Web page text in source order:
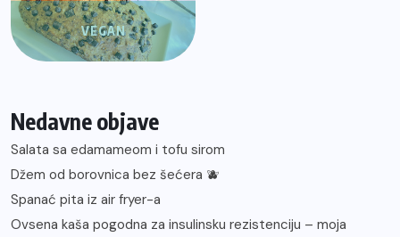
VEGAN
Nedavne objave
Salata sa edamameom i tofu sirom
Džem od borovnica bez šećera 🫐
Spanać pita iz air fryer-a
Ovsena kaša pogodna za insulinsku rezistenciju – moja